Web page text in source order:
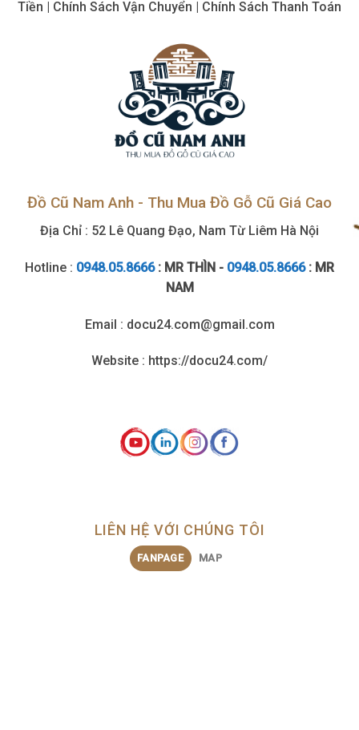
tận
Tiền | Chính Sách Vận Chuyển | Chính Sách Thanh Toán
Đồ Cũ Nam Anh - Thu Mua Đồ Gỗ Cũ Giá Cao
Địa Chỉ : 52 Lê Quang Đạo, Nam Từ Liêm Hà Nội
Hotline : 0948.05.8666 : MR THÌN - 0948.05.8666: MR
NAM
Email : docu24.com@gmail.com
Website : https://docu24.com/
LIÊN HỆ VỚI CHÚNG TÔI
FANPAGE MAP